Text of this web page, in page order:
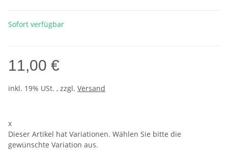
Sofort verfügbar
11,00 €
inkl. 19% USt. , zzgl. Versand
x
Dieser Artikel hat Variationen. Wählen Sie bitte die
gewünschte Variation aus.